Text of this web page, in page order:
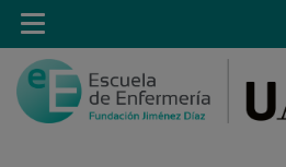
Saltar al contenido
Toggle
navigation